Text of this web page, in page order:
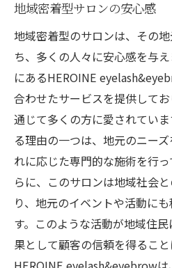
地域密着型サロンの安心感
地域密着型のサロンは、その
ち、多くの人々に安心感を与
にあるHEROINE
合わせたサービスを提供して
通じて多くの方に愛されてい
る理由の一つは、地元のニー
れに応じた専門的な施術を行
らに、このサロンは地域社会
り、地元のイベントや活動に
す。このような活動が地域住
果として顧客の信頼を得ること